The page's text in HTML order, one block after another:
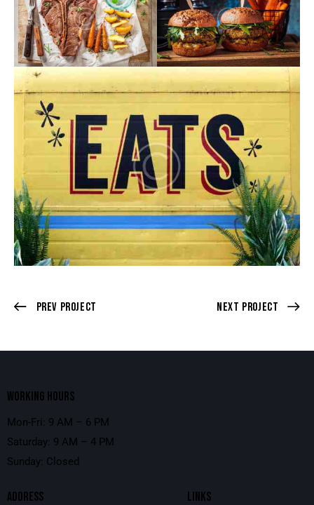
Prev Project Next Project
WORKING HOURS
Mon-Fri: 9 AM – 6 PM
Saturday: 9 AM – 4 PM
Sunday: Closed
ADDRESS LINKS